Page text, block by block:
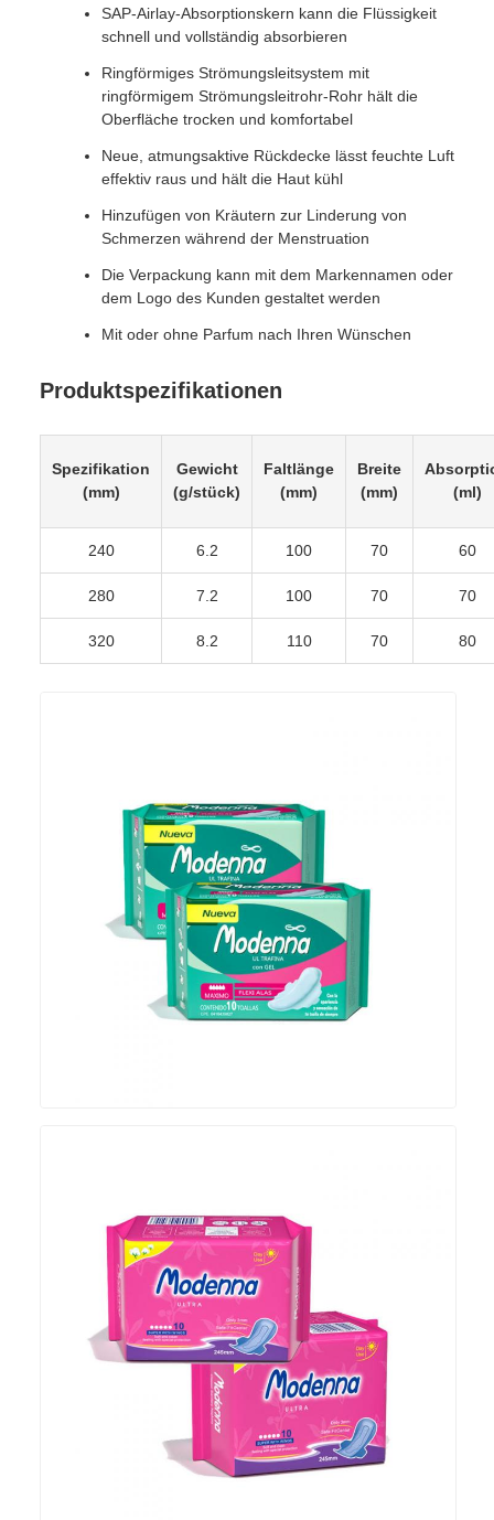
SAP-Airlay-Absorptionskern kann die Flüssigkeit
schnell und vollständig absorbieren
Ringförmiges Strömungsleitsystem mit
ringförmigem Strömungsleitrohr-Rohr hält die
Oberfläche trocken und komfortabel
Neue, atmungsaktive Rückdecke lässt feuchte Luft
effektiv raus und hält die Haut kühl
Hinzufügen von Kräutern zur Linderung von
Schmerzen während der Menstruation
Die Verpackung kann mit dem Markennamen oder
dem Logo des Kunden gestaltet werden
Mit oder ohne Parfum nach Ihren Wünschen
Produktspezifikationen
Spezifikation
(mm)
Gewicht
(g/stück)
Faltlänge
(mm)
Breite
(mm)
(ml)
240 6.2 100 70 60
280 7.2 100 70 70
320 8.2 110 70 80